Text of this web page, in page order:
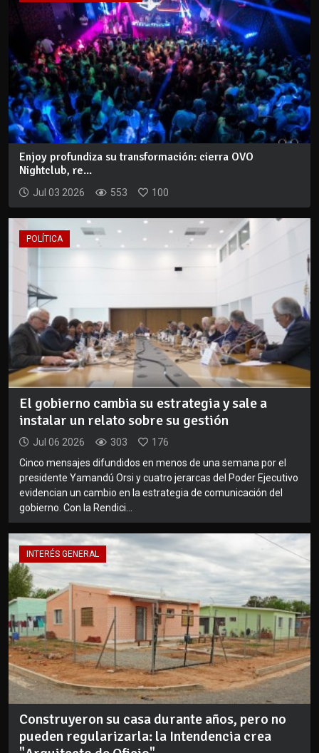
Enjoy profundiza su transformación: cierra OVO
Nightclub, re...
Jul 03 2026 553 100
POLÍTICA
El gobierno cambia su estrategia y sale a
instalar un relato sobre su gestión
Jul 06 2026 303
176
Cinco mensajes difundidos en menos de una semana por el
presidente Yamandú Orsi y cuatro jerarcas del Poder Ejecutivo
evidencian un cambio en la estrategia de comunicación del
gobierno. Con la Rendici...
INTERÉS GENERAL
Construyeron su casa durante años, pero no
pueden regularizarla: la Intendencia crea